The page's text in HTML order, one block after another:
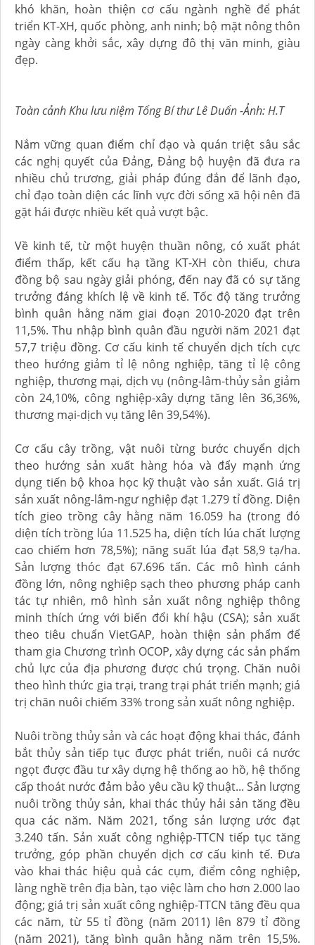
khó khăn, hoàn thiện cơ cấu ngành nghề để phát
triển KT-XH, quốc phòng, anh ninh; bộ mặt nông thôn
ngày càng khởi sắc, xây dựng đô thị văn minh, giàu
đẹp.
Toàn cảnh Khu lưu niệm Tổng Bí thư Lê Duẩn -Ảnh: H.T
Nắm vững quan điểm chỉ đạo và quán triệt sâu sắc
các nghị quyết của Đảng, Đảng bộ huyện đã đưa ra
nhiều chủ trương, giải pháp đúng đắn để lãnh đạo,
chỉ đạo toàn diện các lĩnh vực đời sống xã hội nên đã
gặt hái được nhiều kết quả vượt bậc.
Về kinh tế, từ một huyện thuần nông, có xuất phát
điểm thấp, kết cấu hạ tầng KT-XH còn thiếu, chưa
đồng bộ sau ngày giải phóng, đến nay đã có sự tăng
trưởng đáng khích lệ về kinh tế. Tốc độ tăng trưởng
bình quân hằng năm giai đoạn 2010-2020 đạt trên
11,5%. Thu nhập bình quân đầu người năm 2021 đạt
57,7 triệu đồng. Cơ cấu kinh tế chuyển dịch tích cực
theo hướng giảm tỉ lệ nông nghiệp, tăng tỉ lệ công
nghiệp, thương mại, dịch vụ (nông-lâm-thủy sản giảm
còn 24,10%, công nghiệp-xây dựng tăng lên 36,36%,
thương mại-dịch vụ tăng lên 39,54%).
Cơ cấu cây trồng, vật nuôi từng bước chuyển dịch
theo hướng sản xuất hàng hóa và đẩy mạnh ứng
dụng tiến bộ khoa học kỹ thuật vào sản xuất. Giá trị
sản xuất nông-lâm-ngư nghiệp đạt 1.279 tỉ đồng. Diện
tích gieo trồng cây hằng năm 16.059 ha (trong đó
diện tích trồng lúa 11.525 ha, diện tích lúa chất lượng
cao chiếm hơn 78,5%); năng suất lúa đạt 58,9 tạ/ha.
Sản lượng thóc đạt 67.696 tấn. Các mô hình cánh
đồng lớn, nông nghiệp sạch theo phương pháp canh
tác tự nhiên, mô hình sản xuất nông nghiệp thông
minh thích ứng với biến đổi khí hậu (CSA); sản xuất
theo tiêu chuẩn VietGAP, hoàn thiện sản phẩm để
tham gia Chương trình OCOP, xây dựng các sản phẩm
chủ lực của địa phương được chú trọng. Chăn nuôi
theo hình thức gia trại, trang trại phát triển mạnh; giá
trị chăn nuôi chiếm 33% trong sản xuất nông nghiệp.
Nuôi trồng thủy sản và các hoạt động khai thác, đánh
bắt thủy sản tiếp tục được phát triển, nuôi cá nước
ngọt được đầu tư xây dựng hệ thống ao hồ, hệ thống
cấp thoát nước đảm bảo yêu cầu kỹ thuật... Sản lượng
nuôi trồng thủy sản, khai thác thủy hải sản tăng đều
qua các năm. Năm 2021, tổng sản lượng ước đạt
3.240 tấn. Sản xuất công nghiệp-TTCN tiếp tục tăng
trưởng, góp phần chuyển dịch cơ cấu kinh tế. Đưa
vào khai thác hiệu quả các cụm, điểm công nghiệp,
làng nghề trên địa bàn, tạo việc làm cho hơn 2.000 lao
động; giá trị sản xuất công nghiệp-TTCN tăng đều qua
các năm, từ 55 tỉ đồng (năm 2011) lên 879 tỉ đồng
(năm 2021), tăng bình quân hằng năm trên 15,5%.